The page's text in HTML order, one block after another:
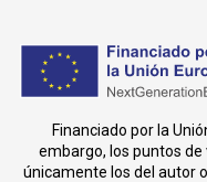
Financiado por la
embargo, los puntos
únicamente los del autor